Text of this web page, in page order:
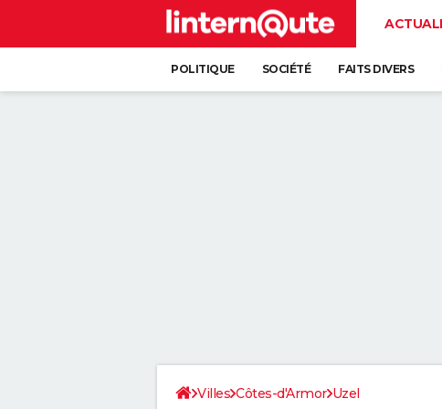
POLITIQUE SOCIÉTÉ FAITS DIVERS
Villes Côtes-d'Armor Uzel